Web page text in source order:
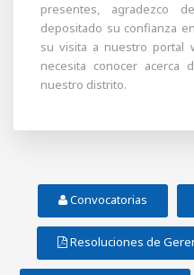
presentes, agradezco
depositado su confianza
su visita a nuestro portal
necesita conocer acerca
nuestro distrito.
Convocatorias
Resoluciones de